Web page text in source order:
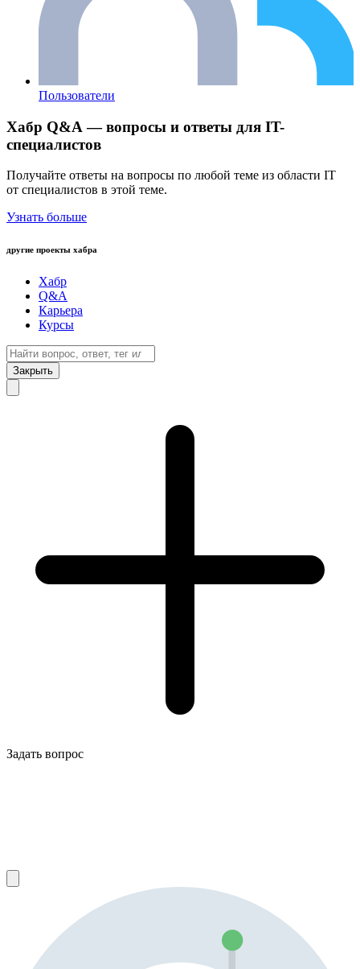
Пользователи
Хабр Q&A — вопросы и ответы для IT-
специалистов
Получайте ответы на вопросы по любой теме из области IT
от специалистов в этой теме.
Узнать больше
другие проекты хабра
Хабр
Q&A
Карьера
Курсы
Закрыть
Задать вопрос